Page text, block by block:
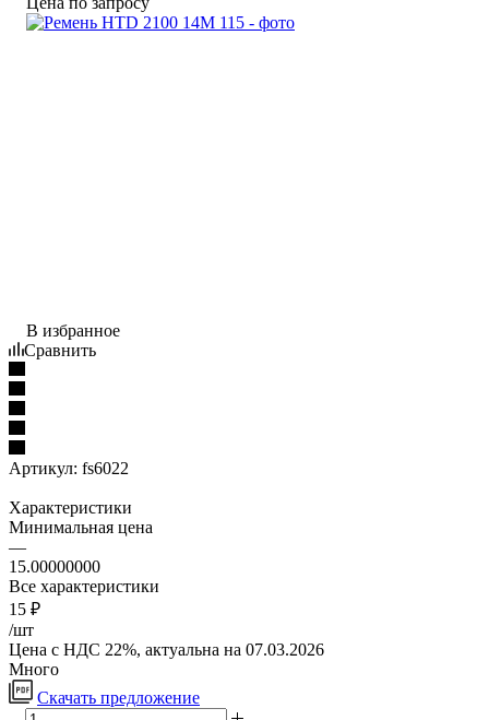
В избранное
Сравнить
Артикул: fs6022
Характеристики
Минимальная цена
—
15.00000000
Все характеристики
15 ₽
/шт
Цена с НДС 22%, актуальна на 07.03.2026
Много
Скачать предложение